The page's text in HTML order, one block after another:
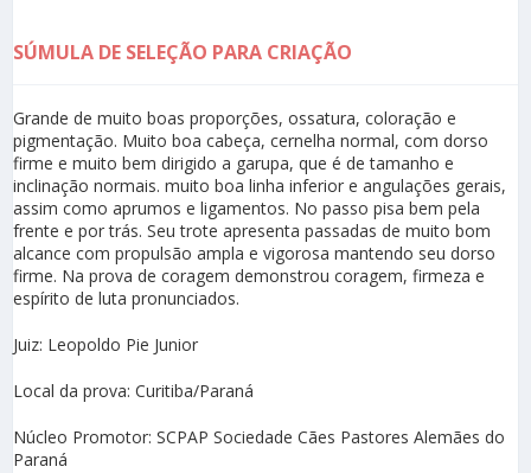
SÚMULA DE SELEÇÃO PARA CRIAÇÃO
Grande de muito boas proporções, ossatura, coloração e
pigmentação. Muito boa cabeça, cernelha normal, com dorso
firme e muito bem dirigido a garupa, que é de tamanho e
inclinação normais. muito boa linha inferior e angulações gerais,
assim como aprumos e ligamentos. No passo pisa bem pela
frente e por trás. Seu trote apresenta passadas de muito bom
alcance com propulsão ampla e vigorosa mantendo seu dorso
firme. Na prova de coragem demonstrou coragem, firmeza e
espírito de luta pronunciados.
Juiz: Leopoldo Pie Junior
Local da prova: Curitiba/Paraná
Núcleo Promotor: SCPAP Sociedade Cães Pastores Alemães do
Paraná